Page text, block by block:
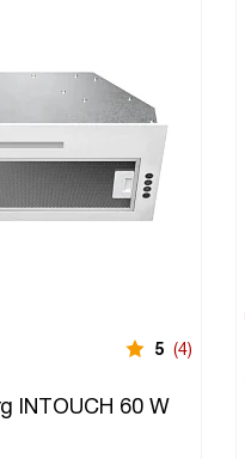
5 (4)
INTOUCH 60 W